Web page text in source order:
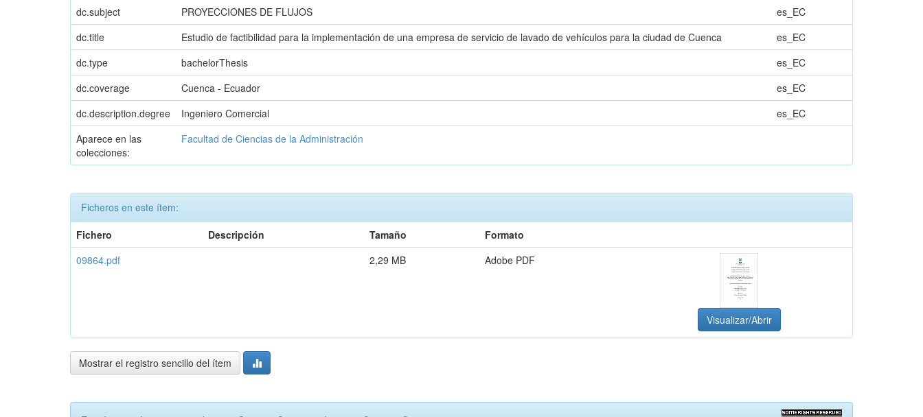
dc.subject
PROYECCIONES DE FLUJOS
es_EC
dc.title
Estudio de factibilidad para la implementación de una empresa de servicio de lavado de vehículos para la ciudad de Cuenca
es_EC
dc.type
bachelorThesis
es_EC
dc.coverage
Cuenca - Ecuador
es_EC
dc.description.degree
Ingeniero Comercial
es_EC
Aparece en las
colecciones:
Facultad de Ciencias de la Administración
Ficheros en este ítem:
Fichero
Descripción Tamaño
Formato
09864.pdf
2,29 MB Adobe PDF
Visualizar/Abrir
Mostrar el registro sencillo del ítem